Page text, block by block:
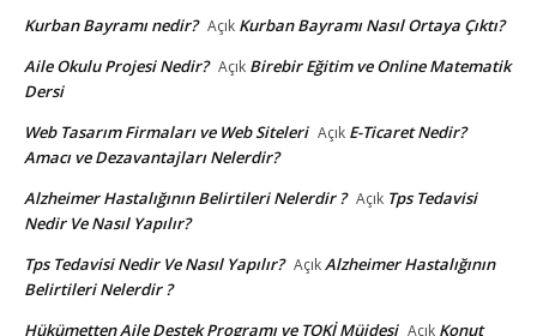
Kurban Bayramı nedir? Açık Kurban Bayramı Nasıl Ortaya Çıktı?
Aile Okulu Projesi Nedir? Açık Birebir Eğitim ve Online Matematik
Dersi
Web Tasarım Firmaları ve Web Siteleri Açık E-Ticaret Nedir?
Amacı ve Dezavantajları Nelerdir?
Alzheimer Hastalığının Belirtileri Nelerdir ? Açık Tps Tedavisi
Nedir Ve Nasıl Yapılır?
Tps Tedavisi Nedir Ve Nasıl Yapılır? AçıkAlzheimer Hastalığının
Belirtileri Nelerdir ?
Hükümetten Aile Destek Programı ve TOKİ Müjdesi Açık Konut